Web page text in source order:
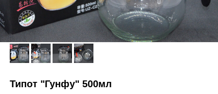
Типот "Гунфу" 500мл